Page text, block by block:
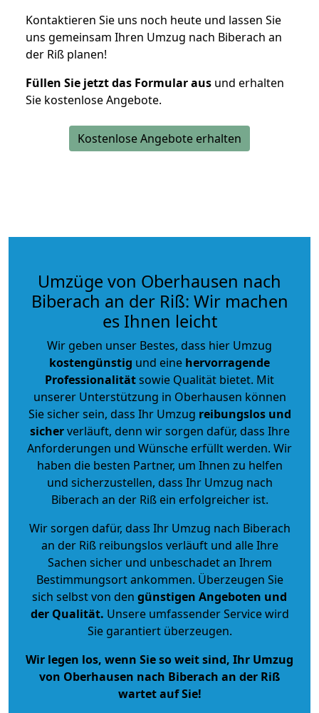
Kontaktieren Sie uns noch heute und lassen Sie
uns gemeinsam Ihren Umzug nach Biberach an
der Riß planen!
Füllen Sie jetzt das Formular aus und erhalten
Sie kostenlose Angebote.
Kostenlose Angebote erhalten
Umzüge von Oberhausen nach
Biberach an der Riß: Wir machen
es Ihnen leicht
Wir geben unser Bestes, dass hier Umzug
kostengünstig und eine hervorragende
Professionalitätsowie Qualität bietet. Mit
unserer Unterstützung in Oberhausen können
Sie sicher sein, dass Ihr Umzug reibungslos und
sicherverläuft, denn wir sorgen dafür, dass Ihre
Anforderungen und Wünsche erfüllt werden. Wir
haben die besten Partner, um Ihnen zu helfen
und sicherzustellen, dass Ihr Umzug nach
Biberach an der Riß ein erfolgreicher ist.
Wir sorgen dafür, dass Ihr Umzug nach Biberach
an der Riß reibungslos verläuft und alle Ihre
Sachen sicher und unbeschadet an Ihrem
Bestimmungsort ankommen. Überzeugen Sie
sich selbst von den günstigen Angeboten und
der Qualität. Unsere umfassender Service wird
Sie garantiert überzeugen.
Wir legen los, wenn Sie so weit sind, Ihr Umzug
von Oberhausen nach Biberach an der Riß
wartet auf Sie!